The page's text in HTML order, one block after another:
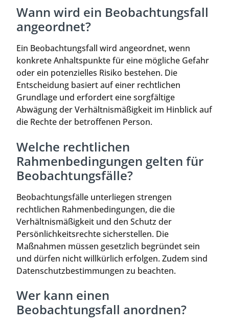
Wann wird ein Beobachtungsfall
angeordnet?
Ein Beobachtungsfall wird angeordnet, wenn
konkrete Anhaltspunkte für eine mögliche Gefahr
oder ein potenzielles Risiko bestehen. Die
Entscheidung basiert auf einer rechtlichen
Grundlage und erfordert eine sorgfältige
Abwägung der Verhältnismäßigkeit im Hinblick auf
die Rechte der betroffenen Person.
Welche rechtlichen
Rahmenbedingungen gelten für
Beobachtungsfälle?
Beobachtungsfälle unterliegen strengen
rechtlichen Rahmenbedingungen, die die
Verhältnismäßigkeit und den Schutz der
Persönlichkeitsrechte sicherstellen. Die
Maßnahmen müssen gesetzlich begründet sein
und dürfen nicht willkürlich erfolgen. Zudem sind
Datenschutzbestimmungen zu beachten.
Wer kann einen
Beobachtungsfall anordnen?